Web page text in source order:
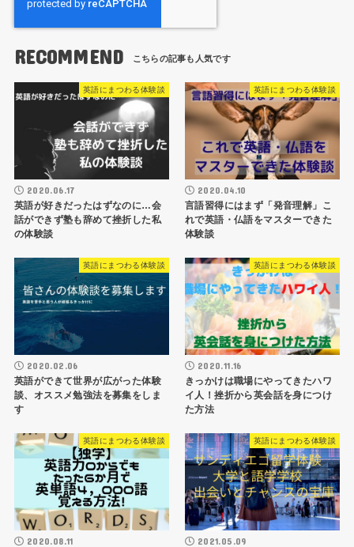
RECOMMEND
英語にまつわる体験談
2020.06.17
英語が好きだったはずなのに…会
話ができず塾も辞めて挫折した私
の体験談
英語にまつわる体験談
2020.04.10
言語習得にはまず「発音理解」こ
れで英語・仏語をマスターできた
体験談
英語にまつわる体験談
2020.02.06
英語ができて世界が広がった体験
談、オススメ勉強法を募集をしま
す
英語にまつわる体験談
2020.11.16
きっかけは職場にやってきたハワ
イ人！挫折から英会話を身につけ
た方法
英語にまつわる体験談
2020.08.11
英語にまつわる体験談
2021.05.09